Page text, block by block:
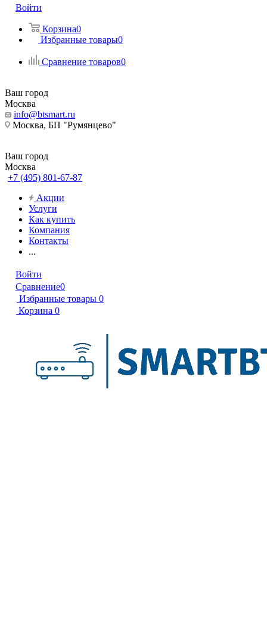
Войти
Корзина0
Избранные товары0
Сравнение товаров0
Ваш город
Москва
info@btsmart.ru
Москва, БП "Румянцево"
Ваш город
Москва
+7 (495) 801-67-87
Акции
Услуги
Как купить
Компания
Контакты
...
Войти
Сравнение0
Избранные товары 0
Корзина 0